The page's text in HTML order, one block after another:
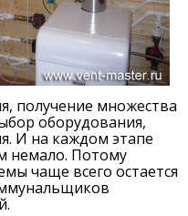
получение множества
оборудования,
И на каждом этапе
немало. Потому
чаще всего остается